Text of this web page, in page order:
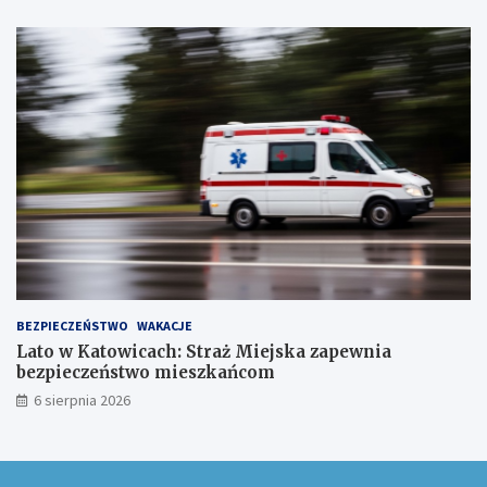
w
ó
w
!
BEZPIECZEŃSTWO WAKACJE
Lato w Katowicach: Straż Miejska zapewnia
bezpieczeństwo mieszkańcom
6 sierpnia 2026